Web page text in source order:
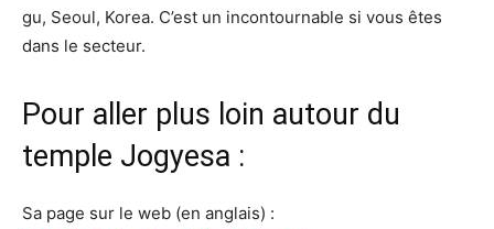
gu, Seoul, Korea. C’est un incontournable si vous êtes
dans le secteur.
Pour aller plus loin autour du
temple Jogyesa :
Sa page sur le web (en anglais) :